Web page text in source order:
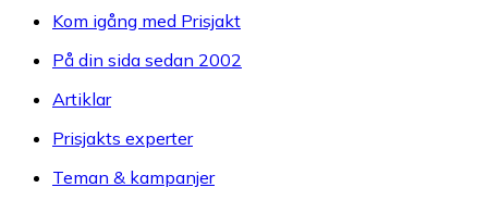
Kom igång med Prisjakt
På din sida sedan 2002
Artiklar
Prisjakts experter
Teman & kampanjer